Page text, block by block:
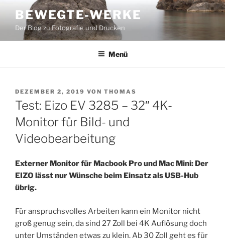
Inhalt
springen
BEWEGTE-WERKE
Der Blog zu Fotografie und Drucken
Menü
VERÖFFENTLICHT
AM
DEZEMBER 2, 2019 VON THOMAS
Test: Eizo EV 3285 – 32″ 4K-
Monitor für Bild- und
Videobearbeitung
Externer Monitor für Macbook Pro und Mac Mini: Der
EIZO lässt nur Wünsche beim Einsatz als USB-Hub
übrig.
Für anspruchsvolles Arbeiten kann ein Monitor nicht
groß genug sein, da sind 27 Zoll bei 4K Auflösung doch
unter Umständen etwas zu klein. Ab 30 Zoll geht es für